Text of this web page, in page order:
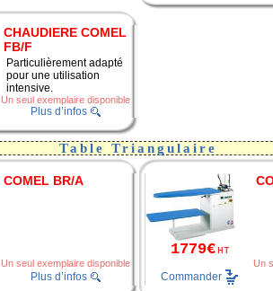
CHAUDIERE COMEL
FB/F
Particulièrement adapté
pour une utilisation
intensive.
Un seul exemplaire disponible
Plus d’infos
Table Triangulaire
COMEL BR/A
Un seul exemplaire disponible
Plus d’infos
1779€ HT
Un
Commander